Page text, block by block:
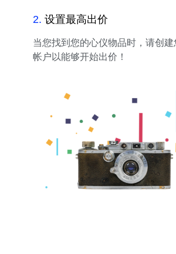
2. 设置最高出价
当您找到您的心仪物品时，请创
帐户以能够开始出价！